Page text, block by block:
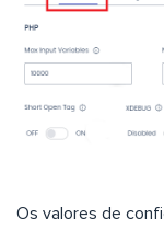
Os valores de